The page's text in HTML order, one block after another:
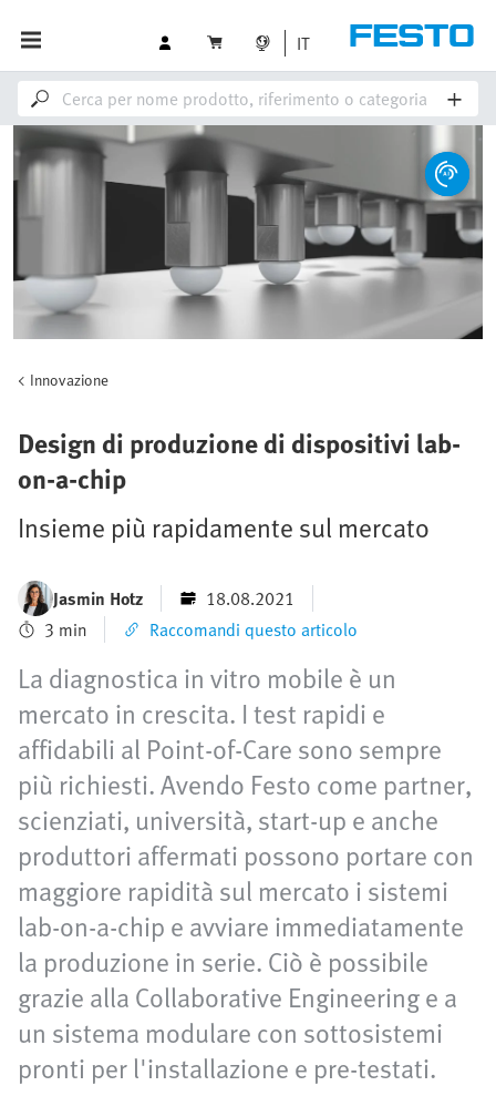
IT
Innovazione
Design di produzione di dispositivi lab-
on-a-chip
Insieme più rapidamente sul mercato
Jasmin Hotz
18.08.2021
3 min
Raccomandi questo articolo
La diagnostica in vitro mobile è un
mercato in crescita. I test rapidi e
affidabili al Point-of-Care sono sempre
più richiesti. Avendo Festo come partner,
scienziati, università, start-up e anche
produttori affermati possono portare con
maggiore rapidità sul mercato i sistemi
lab-on-a-chip e avviare immediatamente
la produzione in serie. Ciò è possibile
grazie alla Collaborative Engineering e a
un sistema modulare con sottosistemi
pronti per l'installazione e pre-testati.